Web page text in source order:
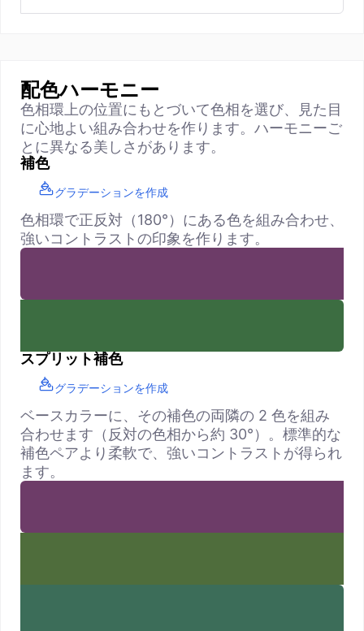
配色ハーモニー
色相環上の位置にもとづいて色相を選び、見た目
に心地よい組み合わせを作ります。ハーモニーご
とに異なる美しさがあります。
補色
グラデーションを作成
色相環で正反対（180°）にある色を組み合わせ、
強いコントラストの印象を作ります。
スプリット補色
グラデーションを作成
ベースカラーに、その補色の両隣の 2 色を組み
合わせます（反対の色相から約 30°）。標準的な
補色ペアより柔軟で、強いコントラストが得られ
ます。